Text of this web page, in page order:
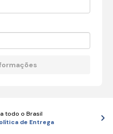
todo o Brasil
de Entrega